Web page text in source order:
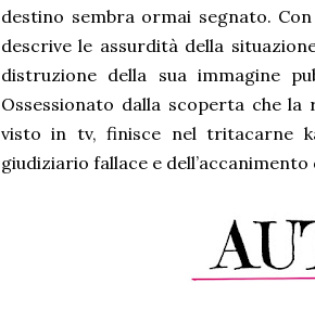
destino sembra ormai segnato.
descrive le assurdità della
distruzione della sua immagine
Ossessionato dalla scoperta che
visto in tv, finisce nel tritacarne
giudiziario fallace e dell’accanimento